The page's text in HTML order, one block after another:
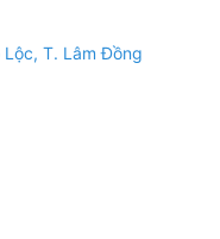
Lộc, T. Lâm Đồng